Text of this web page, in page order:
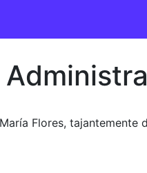
Flores, tajantemente